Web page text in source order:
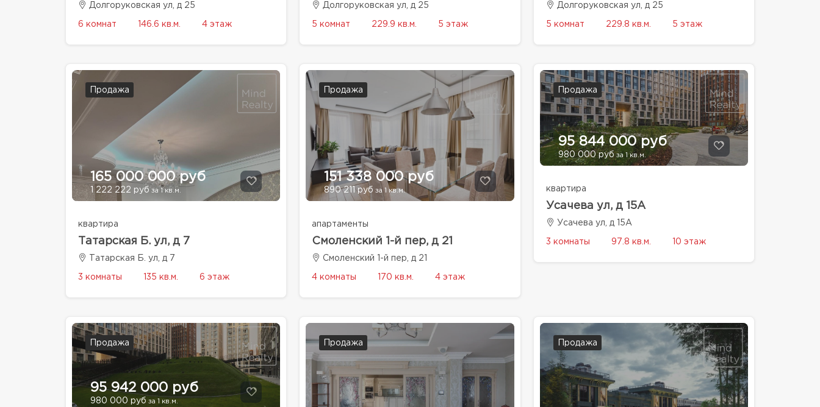
Долгоруковская ул, д 25
6 комнат 146.6 кв.м. 4 этаж
Долгоруковская ул, д 25
5 комнат 229.9 кв.м. 5 этаж
Долгоруковская ул, д 25
5 комнат 229.8 кв.м. 5 этаж
Продажа
165 000 000 руб
1 222 222 руб за 1 кв.м.
квартира
Татарская Б. ул, д 7
Татарская Б. ул, д 7
3 комнаты 135 кв.м. 6 этаж
Продажа
151 338 000 руб
890 211 руб за 1 кв.м.
апартаменты
Смоленский 1-й пер, д 21
Смоленский 1-й пер, д 21
4 комнаты 170 кв.м. 4 этаж
Продажа
95 844 000 руб
980 000 руб за 1 кв.м.
квартира
Усачева ул, д 15А
Усачева ул, д 15А
3 комнаты 97.8 кв.м. 10 этаж
Продажа
95 942 000 руб
980 000 руб за 1 кв.м.
Продажа Продажа